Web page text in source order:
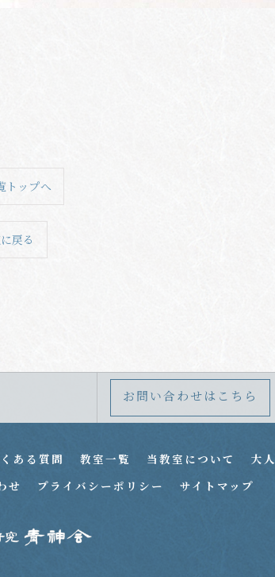
トップへ
戻る
お問い合わせはこちら
ある質問 教室一覧 当教室について 大人
せ プライバシーポリシー サイトマップ